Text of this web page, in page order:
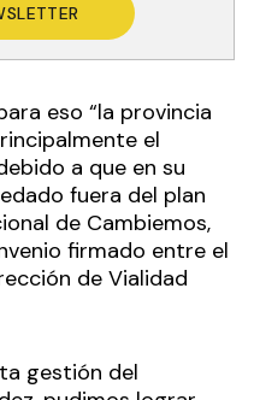
eso “la provincia
el
a que en su
fuera del plan
de Cambiemos,
firmado entre el
de Vialidad
gestión del